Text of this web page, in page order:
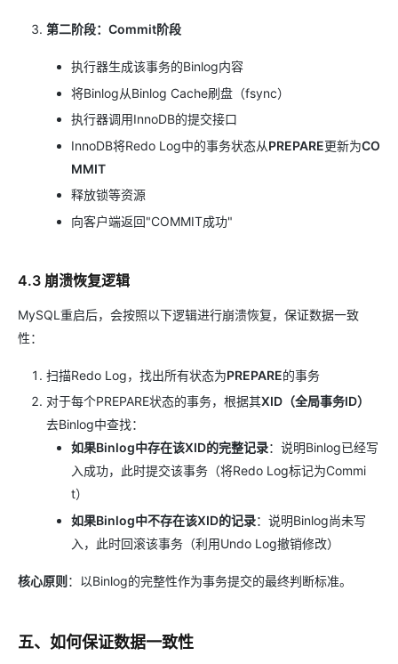
第二阶段：Commit阶段
执行器生成该事务的Binlog内容
将Binlog从Binlog Cache刷盘（fsync）
执行器调用InnoDB的提交接口
InnoDB将Redo Log中的事务状态从PREPARE更新为CO
MMIT
释放锁等资源
向客户端返回"COMMIT成功"
4.3 崩溃恢复逻辑
MySQL重启后，会按照以下逻辑进行崩溃恢复，保证数据一致
性：
扫描Redo Log，找出所有状态为PREPARE的事务
对于每个PREPARE状态的事务，根据其XID（全局事务ID）
去Binlog中查找：
如果Binlog中存在该XID的完整记录：说明Binlog已经写
入成功，此时提交该事务（将Redo Log标记为Commi
t）
如果Binlog中不存在该XID的记录：说明Binlog尚未写
入，此时回滚该事务（利用Undo Log撤销修改）
核心原则 ：以Binlog的完整性作为事务提交的最终判断标准。
五、如何保证数据一致性